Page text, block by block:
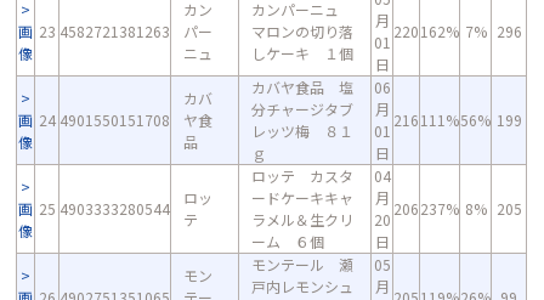
画
像
23 4582721381263
カン
パー
ニュ
カンパーニュ
マロンの切り落
しケーキ １個
月
01
日
220162% 7% 296
画
像
24 4901550151708
カバ
ヤ食
品
カバヤ食品 塩
分チャージタブ
レッツ梅 ８１
ｇ
06
月
01
日
216111%56% 199
画
像
25 4903333280544
ロッ
テ
ロッテ カスタ
ードケーキキャ
ラメル＆生クリ
ーム ６個
04
月
20
日
206237% 8% 205
モン
モンテール 瀬
戸内レモンシュ
05
月